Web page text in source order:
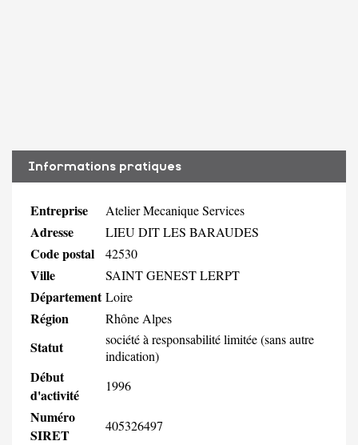
Informations pratiques
Entreprise Atelier Mecanique Services
Adresse LIEU DIT LES BARAUDES
Code postal 42530
Ville SAINT GENEST LERPT
Département Loire
Région Rhône Alpes
Statut
société à responsabilité limitée (sans autre
indication)
Début
d'activité
1996
Numéro
SIRET
405326497